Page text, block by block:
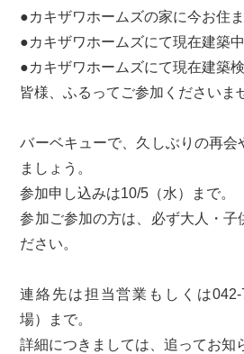
●カキザワホームズの家に今お住
●カキザワホームズにて現在建築
●カキザワホームズにて現在建築
皆様、ふるってご参加くださいま
バーベキューで、久しぶりの再会
ましょう。
参加申し込みは10/5（水）まで。
参加ご参加の方は、必ず大人・子
ださい。
連絡先は担当営業もしくは
場）まで。
詳細につきましては、追ってお知